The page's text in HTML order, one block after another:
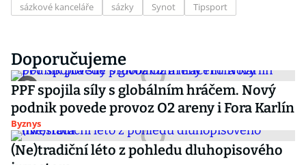
sázkové kanceláře
sázky Synot Tipsport
Doporučujeme
PPF spojila síly s globálním hráčem. Nový
podnik povede provoz O2 areny i Fora Karlín
Byznys
(Ne)tradiční léto z pohledu dluhopisového